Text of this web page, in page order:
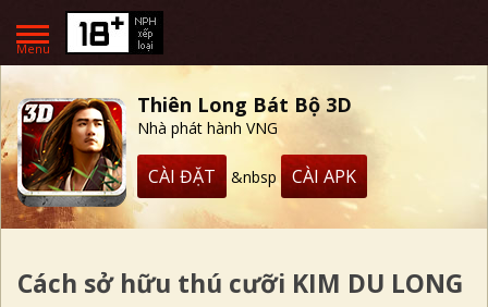
Menu
Thiên Long Bát Bộ 3D
Nhà phát hành VNG
CÀI ĐẶT &nbsp CÀI APK
Cách sở hữu thú cưỡi KIM DU LONG